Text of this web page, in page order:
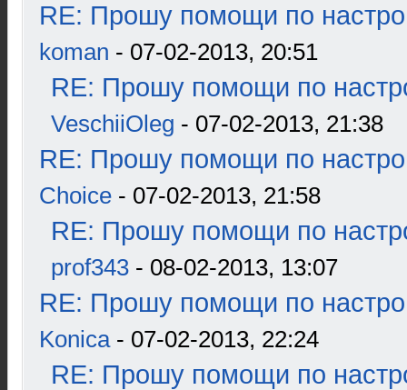
RE: Прошу помощи по
koman - 07-02-2013, 20:51
RE: Прошу помощи по
VeschiiOleg - 07-02-2013, 21:38
RE: Прошу помощи по
Choice - 07-02-2013, 21:58
RE: Прошу помощи по
prof343 - 08-02-2013, 13:07
RE: Прошу помощи по
Konica- 07-02-2013, 22:24
RE: Прошу помощи по